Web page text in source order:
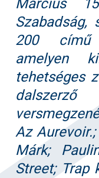
Március
200 című
amelyen
tehetséges
Az Aurevoir.;
Márk;
Street; Trap